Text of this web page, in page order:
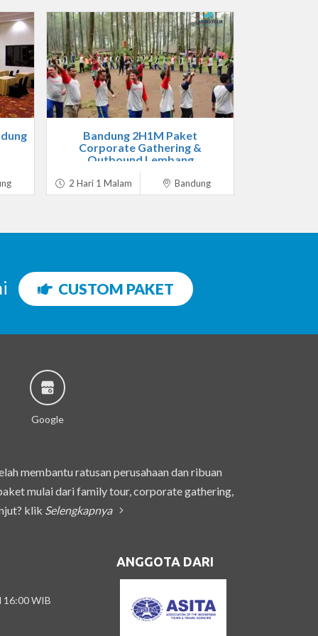
Bandung 2H1M Paket
Corporate Gathering &
Outbound Lembang
2 Hari 1 Malam Bandung
CUSTOM PAKET
Google
membantu ratusan perusahaan dan ribuan
mulai dari family tour, corporate gathering,
klik Selengkapnya
16:00 WIB
ANGGOTA DARI